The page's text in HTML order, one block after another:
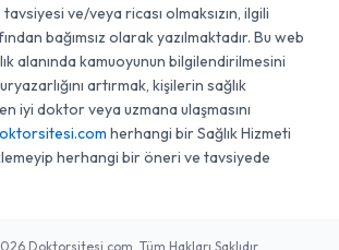
ve/veya ricası olmaksızın, ilgili
bağımsız olarak yazılmaktadır. Bu web
alanında kamuoyunun bilgilendirilmesini
artırmak, kişilerin sağlık
iyi doktor veya uzmana ulaşmasını
herhangi bir Sağlık Hizmeti
herhangi bir öneri ve tavsiyede
Doktorsitesi.com. Tüm Hakları Saklıdır.